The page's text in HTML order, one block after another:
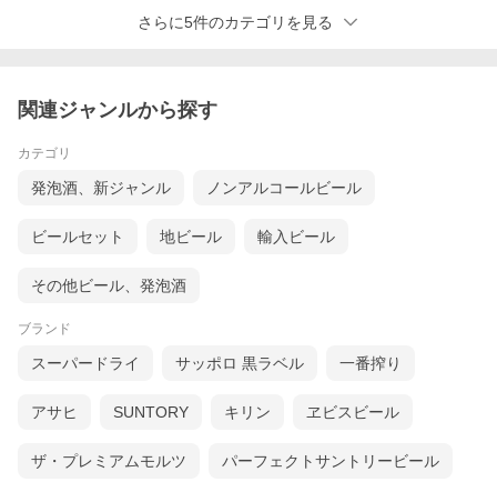
さらに5件のカテゴリを見る
関連ジャンルから探す
カテゴリ
発泡酒、新ジャンル ノンアルコールビール
ビールセット 地ビール 輸入ビール
その他ビール、発泡酒
ブランド
スーパードライ サッポロ 黒ラベル 一番搾り
アサヒ SUNTORY キリン ヱビスビール
ザ・プレミアムモルツ パーフェクトサントリービール